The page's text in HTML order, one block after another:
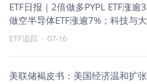
ETF日报｜2倍做多PYPL ETF涨逾
做空半导体ETF涨逾7%；科技与
ETF追踪 · 07-16
美联储褐皮书：美国经济温和扩